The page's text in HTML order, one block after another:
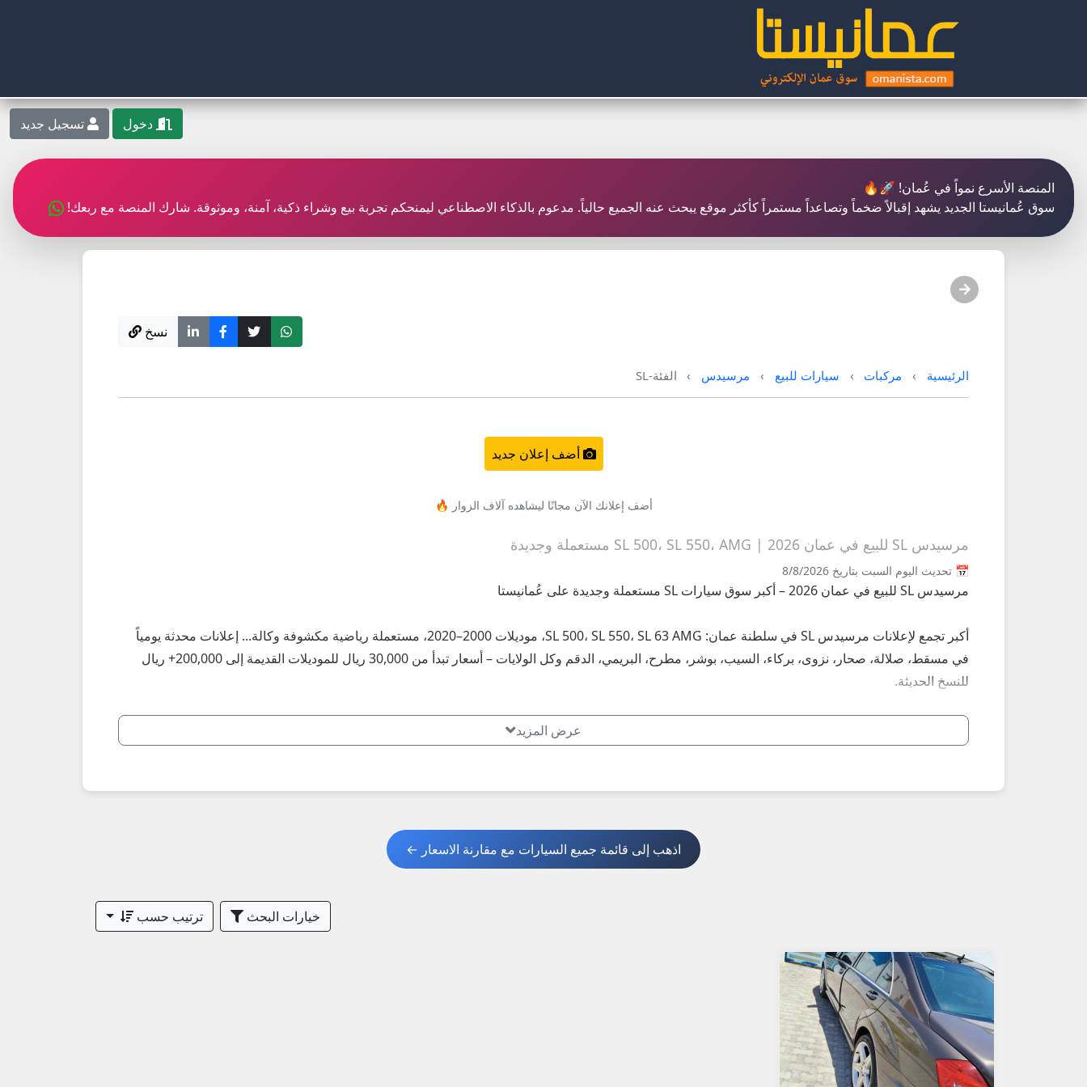
دخول تسجيل جديد
المنصة الأسرع نمواً في عُمان! 🚀🔥
سوق عُمانيستا الجديد يشهد إقبالاً ضخماً وتصاعداً مستمراً كأكثر موقع يبحث عنه الجميع حالياً. مدعوم بالذكاء الاصطناعي ليمنحكم تجربة بيع وشراء ذكية، آمنة، وموثوقة. شارك المنصة مع ربعك!
نسخ
الرئيسية مركبات سيارات للبيع مرسيدس الفئة-SL
أضف إعلان جديد
أضف إعلانك الآن مجانًا ليشاهده آلاف الزوار 🔥
مرسيدس SL للبيع في عمان 2026 | SL 500، SL 550، AMG مستعملة وجديدة
📅 تحديث اليوم السبت بتاريخ 8/8/2026
مرسيدس SL للبيع في عمان 2026 – أكبر سوق سيارات SL مستعملة وجديدة على عُمانيستا
أكبر تجمع لإعلانات مرسيدس SL في سلطنة عمان: SL 500، SL 550، SL 63 AMG، موديلات 2000–2020، مستعملة رياضية مكشوفة وكالة... إعلانات محدثة يومياً
في مسقط، صلالة، صحار، نزوى، بركاء، السيب، بوشر، مطرح، البريمي، الدقم وكل الولايات – أسعار تبدأ من 30,000 ريال للموديلات القديمة إلى 200,000+ ريال
للنسخ الحديثة.
**أبرز النسخ الأكثر طلباً في عمان 2026:**
- SL 500 / SL 550: رودستر فاخر V8.
أضف إعلان SL الخاص بك الآن مجاناً – وبِعه بسرعة! عُمانيستا... سوق SL الأول في عمان.
عرض المزيد
اذهب إلى قائمة جميع السيارات مع مقارنة الاسعار ←
خيارات البحث ترتيب حسب